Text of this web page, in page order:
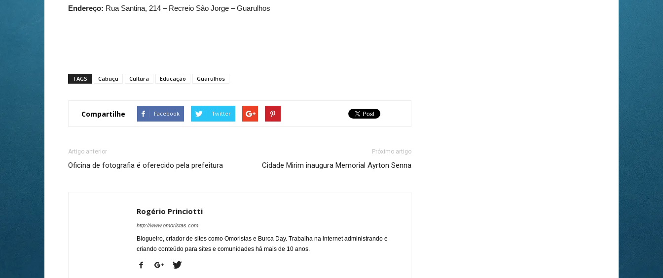
Endereço: Rua Santina, 214 – Recreio São Jorge – Guarulhos
TAGS Cabuçu Cultura Educação Guarulhos
Compartilhe Facebook Twitter
Artigo anterior
Oficina de fotografia é oferecido pela prefeitura
Próximo artigo
Cidade Mirim inaugura Memorial Ayrton Senna
Rogério Princiotti
http://www.omoristas.com
Blogueiro, criador de sites como Omoristas e Burca Day. Trabalha na internet administrando e
criando conteúdo para sites e comunidades há mais de 10 anos.